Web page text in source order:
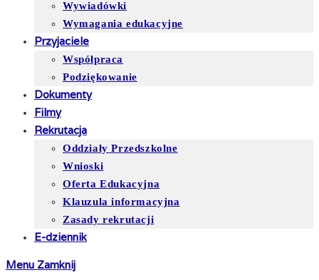
Wywiadówki
Wymagania edukacyjne
Przyjaciele
Współpraca
Podziękowanie
Dokumenty
Filmy
Rekrutacja
Oddziały Przedszkolne
Wnioski
Oferta Edukacyjna
Klauzula informacyjna
Zasady rekrutacji
E-dziennik
Menu Zamknij